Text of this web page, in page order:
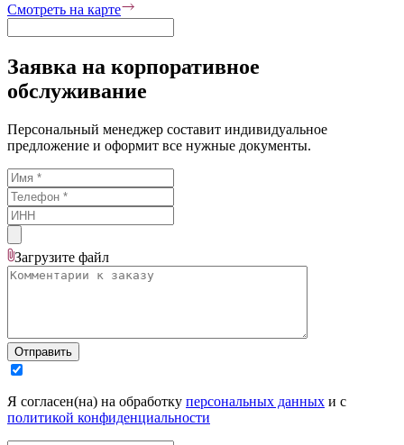
Смотреть на карте
Заявка на корпоративное
обслуживание
Персональный менеджер составит индивидуальное
предложение и оформит все нужные документы.
Загрузите файл
Отправить
Я согласен(на) на обработку персональных данных и с
политикой конфиденциальности